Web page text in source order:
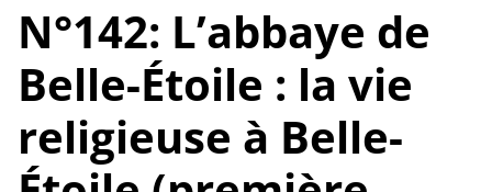
N°142: L’abbaye de
Belle-Étoile : la vie
religieuse à Belle-